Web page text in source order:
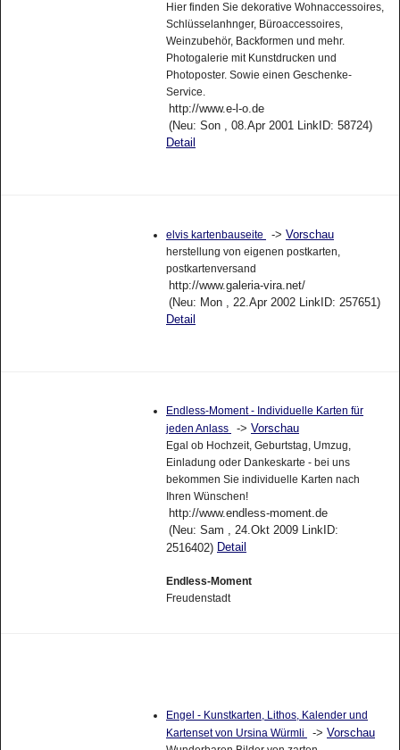
Hier finden Sie dekorative Wohnaccessoires,
Schlüsselanhnger, Büroaccessoires,
Weinzubehör, Backformen und mehr.
Photogalerie mit Kunstdrucken und
Photoposter. Sowie einen Geschenke-
Service.
http://www.e-l-o.de
(Neu: Son , 08.Apr 2001 LinkID: 58724)
Detail
elvis kartenbauseite -> Vorschau
herstellung von eigenen postkarten,
postkartenversand
http://www.galeria-vira.net/
(Neu: Mon , 22.Apr 2002 LinkID: 257651)
Detail
Endless-Moment - Individuelle Karten für
jeden Anlass
-> Vorschau
Egal ob Hochzeit, Geburtstag, Umzug,
Einladung oder Dankeskarte - bei uns
bekommen Sie individuelle Karten nach
Ihren Wünschen!
http://www.endless-moment.de
(Neu: Sam , 24.Okt 2009 LinkID:
2516402) Detail
Endless-Moment
Freudenstadt
Engel - Kunstkarten, Lithos, Kalender und
Kartenset von Ursina Würmli
-> Vorschau